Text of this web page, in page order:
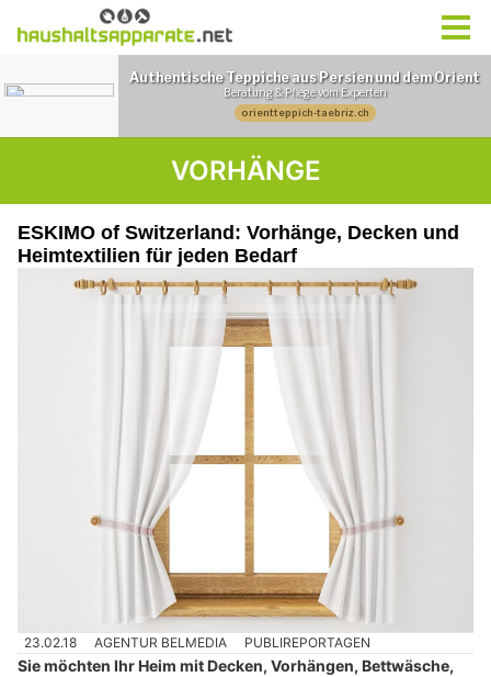
VORHÄNGE
ESKIMO of Switzerland: Vorhänge, Decken und
Heimtextilien für jeden Bedarf
23.02.18 AGENTUR BELMEDIA PUBLIREPORTAGEN
Sie möchten Ihr Heim mit Decken, Vorhängen, Bettwäsche,